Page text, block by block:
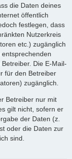
die Daten deines
öffentlich
festlegen, dass
Nutzerkreis
etc.) zugänglich
Die E-Mail-
für den Betreiber
zugänglich.
Betreiber nur mit
gilt nicht, sofern er
der Daten (z.
oder die Daten zur
sind.